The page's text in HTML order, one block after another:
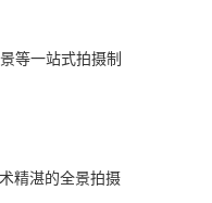
等一站式拍摄制
精湛的全景拍摄